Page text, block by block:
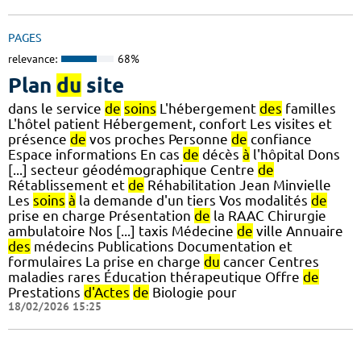
PAGES
relevance: 68%
Plan du site
dans le service de soins L'hébergement des familles
L'hôtel patient Hébergement, confort Les visites et
présence de vos proches Personne de confiance
Espace informations En cas de décès à l'hôpital Dons
[...] secteur géodémographique Centre de
Rétablissement et de Réhabilitation Jean Minvielle
Les soins à la demande d'un tiers Vos modalités de
prise en charge Présentation de la RAAC Chirurgie
ambulatoire Nos [...] taxis Médecine de ville Annuaire
des médecins Publications Documentation et
formulaires La prise en charge du cancer Centres
maladies rares Éducation thérapeutique Offre de
Prestations d'Actes de Biologie pour
18/02/2026 15:25